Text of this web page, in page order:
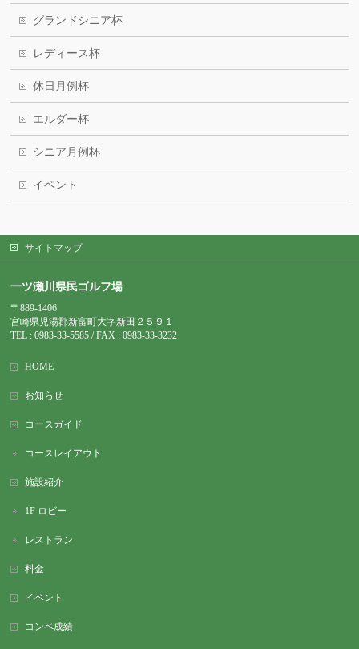
グランドシニア杯
レディース杯
休日月例杯
エルダー杯
シニア月例杯
イベント
サイトマップ
一ツ瀬川県民ゴルフ場
〒889-1406
宮崎県児湯郡新富町大字新田２５９１
TEL : 0983-33-5585 / FAX : 0983-33-3232
HOME
お知らせ
コースガイド
コースレイアウト
施設紹介
1F ロビー
レストラン
料金
イベント
コンペ成績